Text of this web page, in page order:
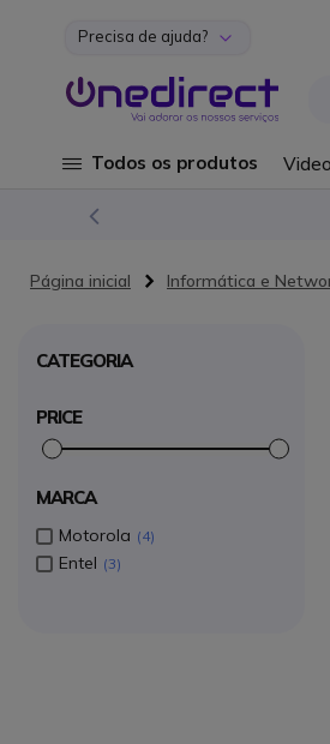
Ir para o Conteúdo
Precisa de ajuda?
Todos os produtos
Página inicial Informática e
CATEGORIA
PRICE
MARCA
Motorola 4
Entel 3